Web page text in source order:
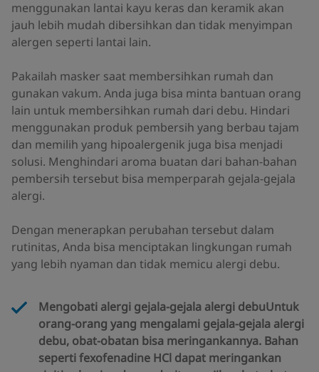
menggunakan lantai kayu keras dan keramik akan
jauh lebih mudah dibersihkan dan tidak menyimpan
alergen seperti lantai lain.
Pakailah masker saat membersihkan rumah dan
gunakan vakum. Anda juga bisa minta bantuan orang
lain untuk membersihkan rumah dari debu. Hindari
menggunakan produk pembersih yang berbau tajam
dan memilih yang hipoalergenik juga bisa menjadi
solusi. Menghindari aroma buatan dari bahan-bahan
pembersih tersebut bisa memperparah gejala-gejala
alergi.
Dengan menerapkan perubahan tersebut dalam
rutinitas, Anda bisa menciptakan lingkungan rumah
yang lebih nyaman dan tidak memicu alergi debu.
Mengobati alergi gejala-gejala alergi debuUntuk
orang-orang yang mengalami gejala-gejala alergi
debu, obat-obatan bisa meringankannya. Bahan
seperti fexofenadine HCl dapat meringankan